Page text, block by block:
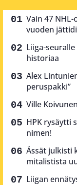
Vain 47
vuoden
Liiga-
historiaa
Alex
peruspakki”
Ville
HPK rysäytti
nimen!
Ässät julkisti
mitalistista
Liigan